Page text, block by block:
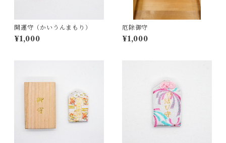
開運守（かいうんまもり）
¥1,000
厄除御守
¥1,000